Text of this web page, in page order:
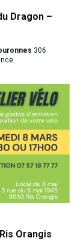
Dragon –
306
Orangis